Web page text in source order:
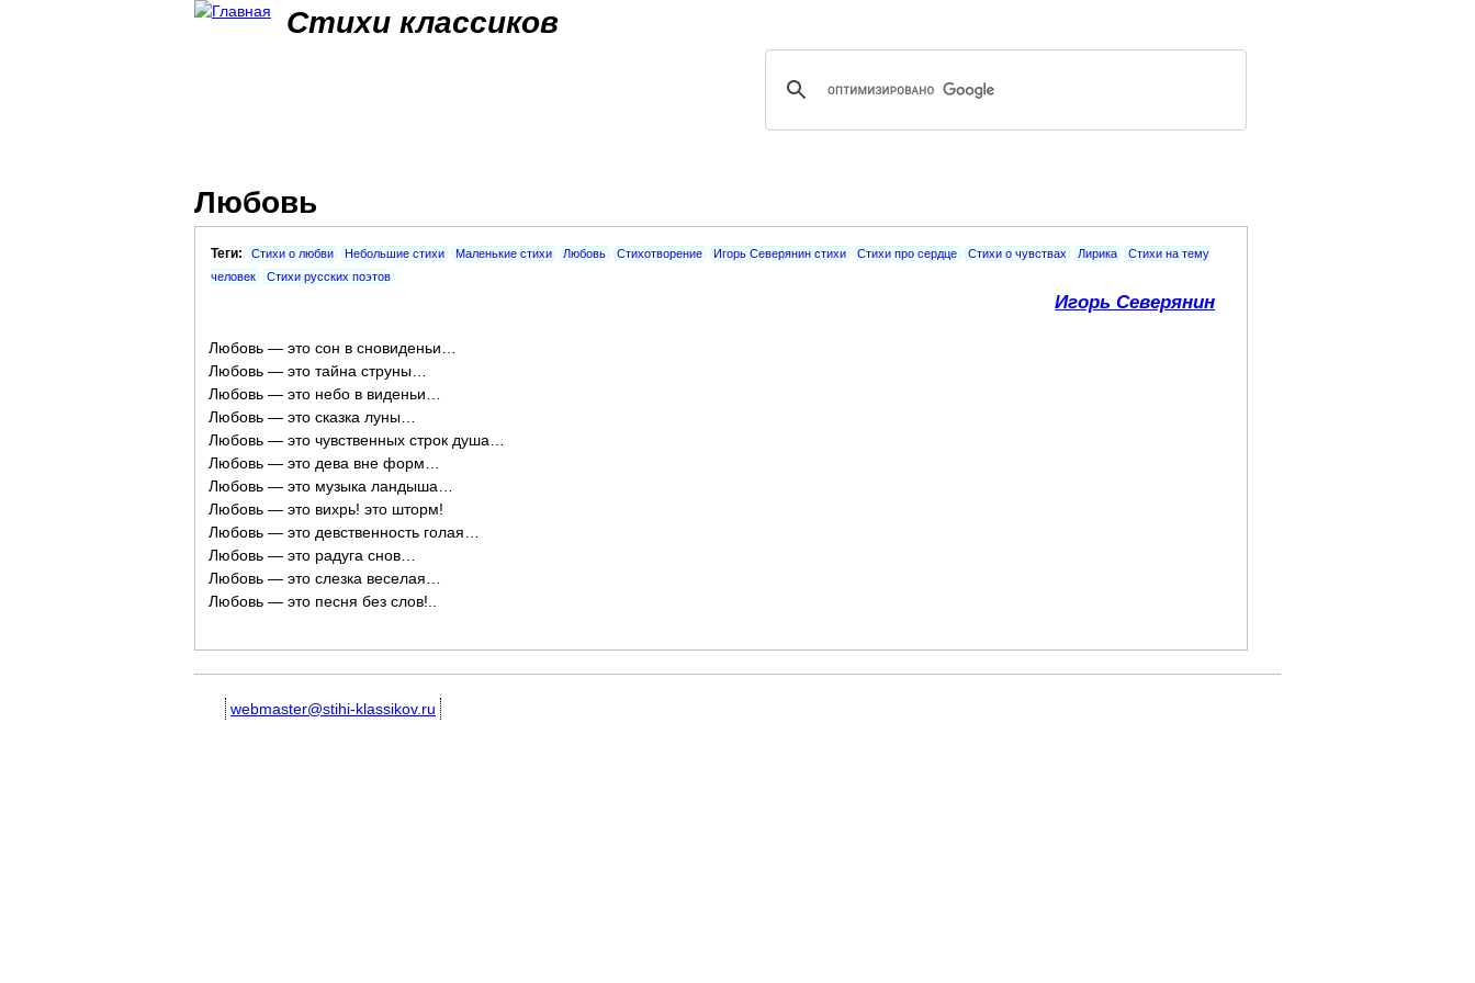
Стихи классиков
Любовь
Теги: Стихи о любви Небольшие стихи Маленькие стихи Любовь Стихотворение Игорь Северянин стихи Стихи про сердце Стихи о чувствах Лирика
Стихи на тему
человек
Стихи русских поэтов
Игорь Северянин
Любовь — это сон в сновиденьи…
Любовь — это тайна струны…
Любовь — это небо в виденьи…
Любовь — это сказка луны…
Любовь — это чувственных строк душа…
Любовь — это дева вне форм…
Любовь — это музыка ландыша…
Любовь — это вихрь! это шторм!
Любовь — это девственность голая…
Любовь — это радуга снов…
Любовь — это слезка веселая…
Любовь — это песня без слов!..
webmaster@stihi-klassikov.ru